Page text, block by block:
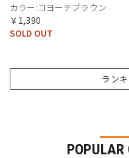
カラー:コヨーテブラウン
￥1,390
SOLD OUT
ラン
POPULAR